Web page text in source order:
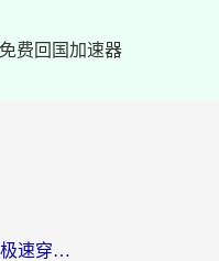
免费回国加速器
海外党必看：ChickCN和极速穿梭VPN好用吗？3招教你选对回国加速器无缝刷国内资源